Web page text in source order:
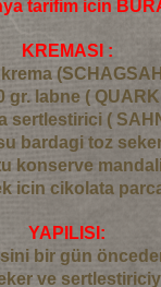
tarifim icin
KREMASI :
gr. labne (
sertlestirici (
bardagi toz
konserve
icin cikolata
YAPILISI:
bir gün
ve